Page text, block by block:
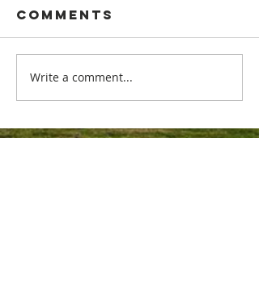
Banskötsel - Trasiga hålkanter
Comments
Write a comment...